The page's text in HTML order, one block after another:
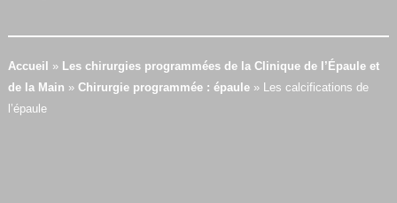
Accueil » Les chirurgies programmées de la Clinique de l’Épaule et
de la Main » Chirurgie programmée : épaule» Les calcifications de
l’épaule